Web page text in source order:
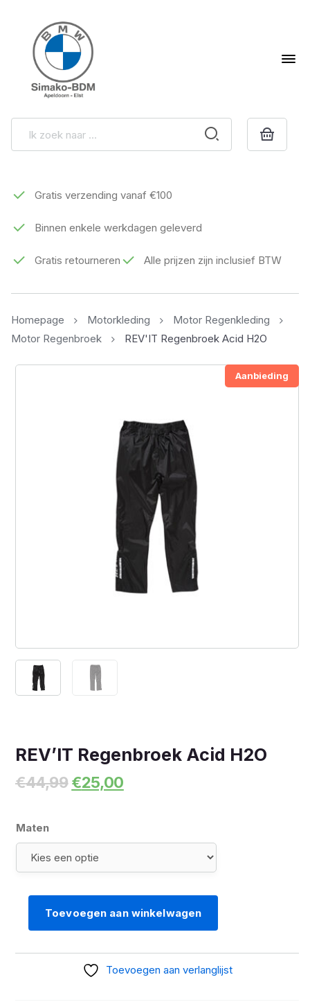
Gratis verzending vanaf €100
Binnen enkele werkdagen geleverd
Gratis retourneren Alle prijzen zijn inclusief BTW
Homepage Motorkleding
Motor Regenkleding
Motor Regenbroek
REV'IT Regenbroek Acid H2O
Aanbieding
REV’IT Regenbroek Acid H2O
€44,99 Oorspronkelijke
prijs
€25,00Huidige
prijs
Maten
Toevoegen aan winkelwagen
Toevoegen aan verlanglijst